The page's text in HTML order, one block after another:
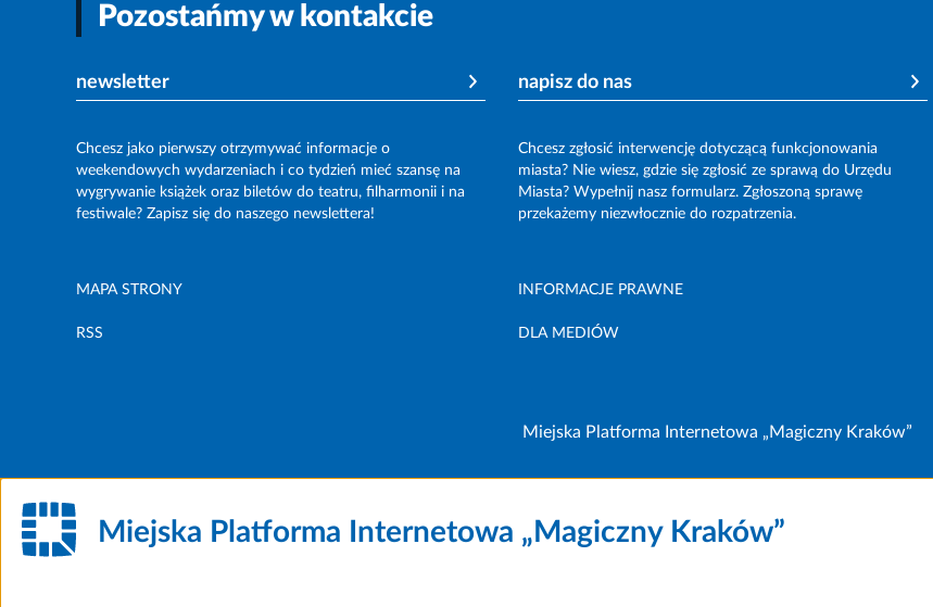
Pozostańmy w kontakcie
newsletter
Chcesz jako pierwszy otrzymywać informacje o
weekendowych wydarzeniach i co tydzień mieć szansę na
wygrywanie książek oraz biletów do teatru, filharmonii i na
festiwale? Zapisz się do naszego newslettera!
napisz do nas
Chcesz zgłosić interwencję dotyczącą funkcjonowania
miasta? Nie wiesz, gdzie się zgłosić ze sprawą do Urzędu
Miasta? Wypełnij nasz formularz. Zgłoszoną sprawę
przekażemy niezwłocznie do rozpatrzenia.
MAPA STRONY INFORMACJE PRAWNE
RSS DLA MEDIÓW
Miejska Platforma Internetowa „Magiczny Kraków”
Miejska Platforma Internetowa „Magiczny Kraków”